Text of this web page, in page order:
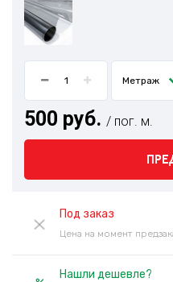
Метраж
500 руб. / пог. м.
Под заказ
Цена на момент
Нашли дешевле?